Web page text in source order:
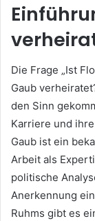
Die Frage „Ist
Gaub
den Sinn
Karriere und
Gaub ist ein
Arbeit als
politische
Anerkennung
Ruhms gibt es